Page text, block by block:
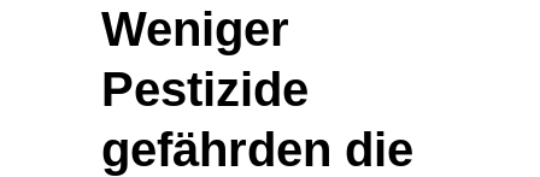
Weniger
Pestizide
gefährden die